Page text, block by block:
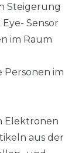
Steigerung
Sensor
im Raum
Personen im
Elektronen
aus der